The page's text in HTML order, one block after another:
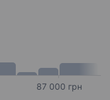
87 000 грн